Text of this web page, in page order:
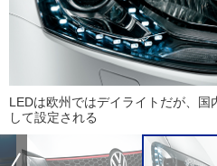
LEDは欧州ではデイライトだが、国
して設定される